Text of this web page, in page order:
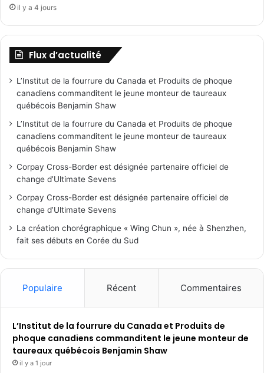
il y a 4 jours
Flux d’actualité
L’Institut de la fourrure du Canada et Produits de phoque
canadiens commanditent le jeune monteur de taureaux
québécois Benjamin Shaw
L’Institut de la fourrure du Canada et Produits de phoque
canadiens commanditent le jeune monteur de taureaux
québécois Benjamin Shaw
Corpay Cross-Border est désignée partenaire officiel de
change d’Ultimate Sevens
Corpay Cross-Border est désignée partenaire officiel de
change d’Ultimate Sevens
La création chorégraphique « Wing Chun », née à Shenzhen,
fait ses débuts en Corée du Sud
Populaire Récent Commentaires
L’Institut de la fourrure du Canada et Produits de
phoque canadiens commanditent le jeune monteur de
taureaux québécois Benjamin Shaw
il y a 1 jour